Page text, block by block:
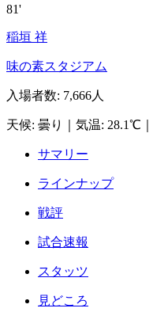
81'
稲垣 祥
味の素スタジアム
入場者数: 7,666人
天候: 曇り 気温: 28.1℃
サマリー
ラインナップ
戦評
試合速報
スタッツ
見どころ